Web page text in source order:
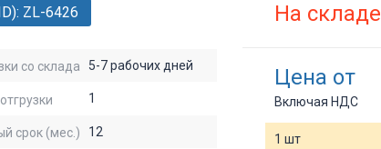
ZL-6426
со склада 5-7 рабочих дней
1
срок (мес.) 12
На складе
Цена от
Включая НДС
1 шт